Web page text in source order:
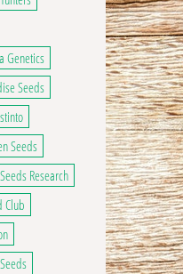
Genetics
Seeds
Seeds
Research
Club